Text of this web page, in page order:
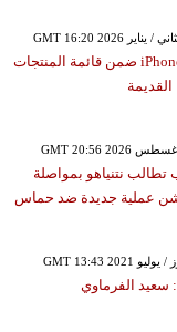
آبل تصنف iPhone 11 Pro ضمن قائمة المنتجات
القديمة
تطالب نتنياهو بمواصلة
عملية جديدة ضد حماس
سعيد الفرماوي